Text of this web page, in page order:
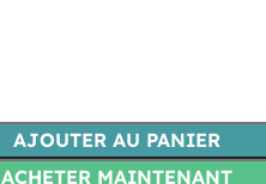
AJOUTER AU PANIER
ACHETER MAINTENANT